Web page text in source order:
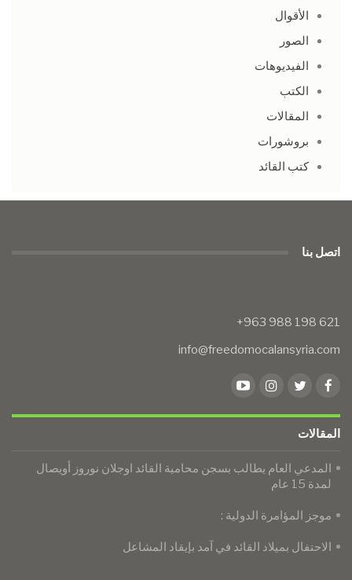
الأقوال
الصور
الفيديوهات
الكتب
المقالات
بروشورات
كتب القائد
اتصل بنا
info@freedomocalansyria.com
المقالات
المدعي العام يطالب بسجن محامية القائد اوجلان نوروز أويصال
لمدة 15 عام
موجز المؤامرة الدولية :
الاحتفال بميلاد القائد في آمد بإيقاد المشاعل